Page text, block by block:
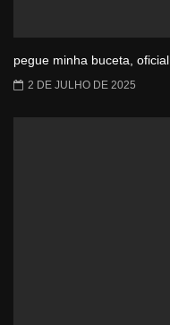
pegue minha buceta, oficial
2 DE JULHO DE 2025